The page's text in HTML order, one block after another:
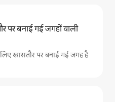
पर बनाई गई जगहों वाली
खासतौर पर बनाई गई जगह है